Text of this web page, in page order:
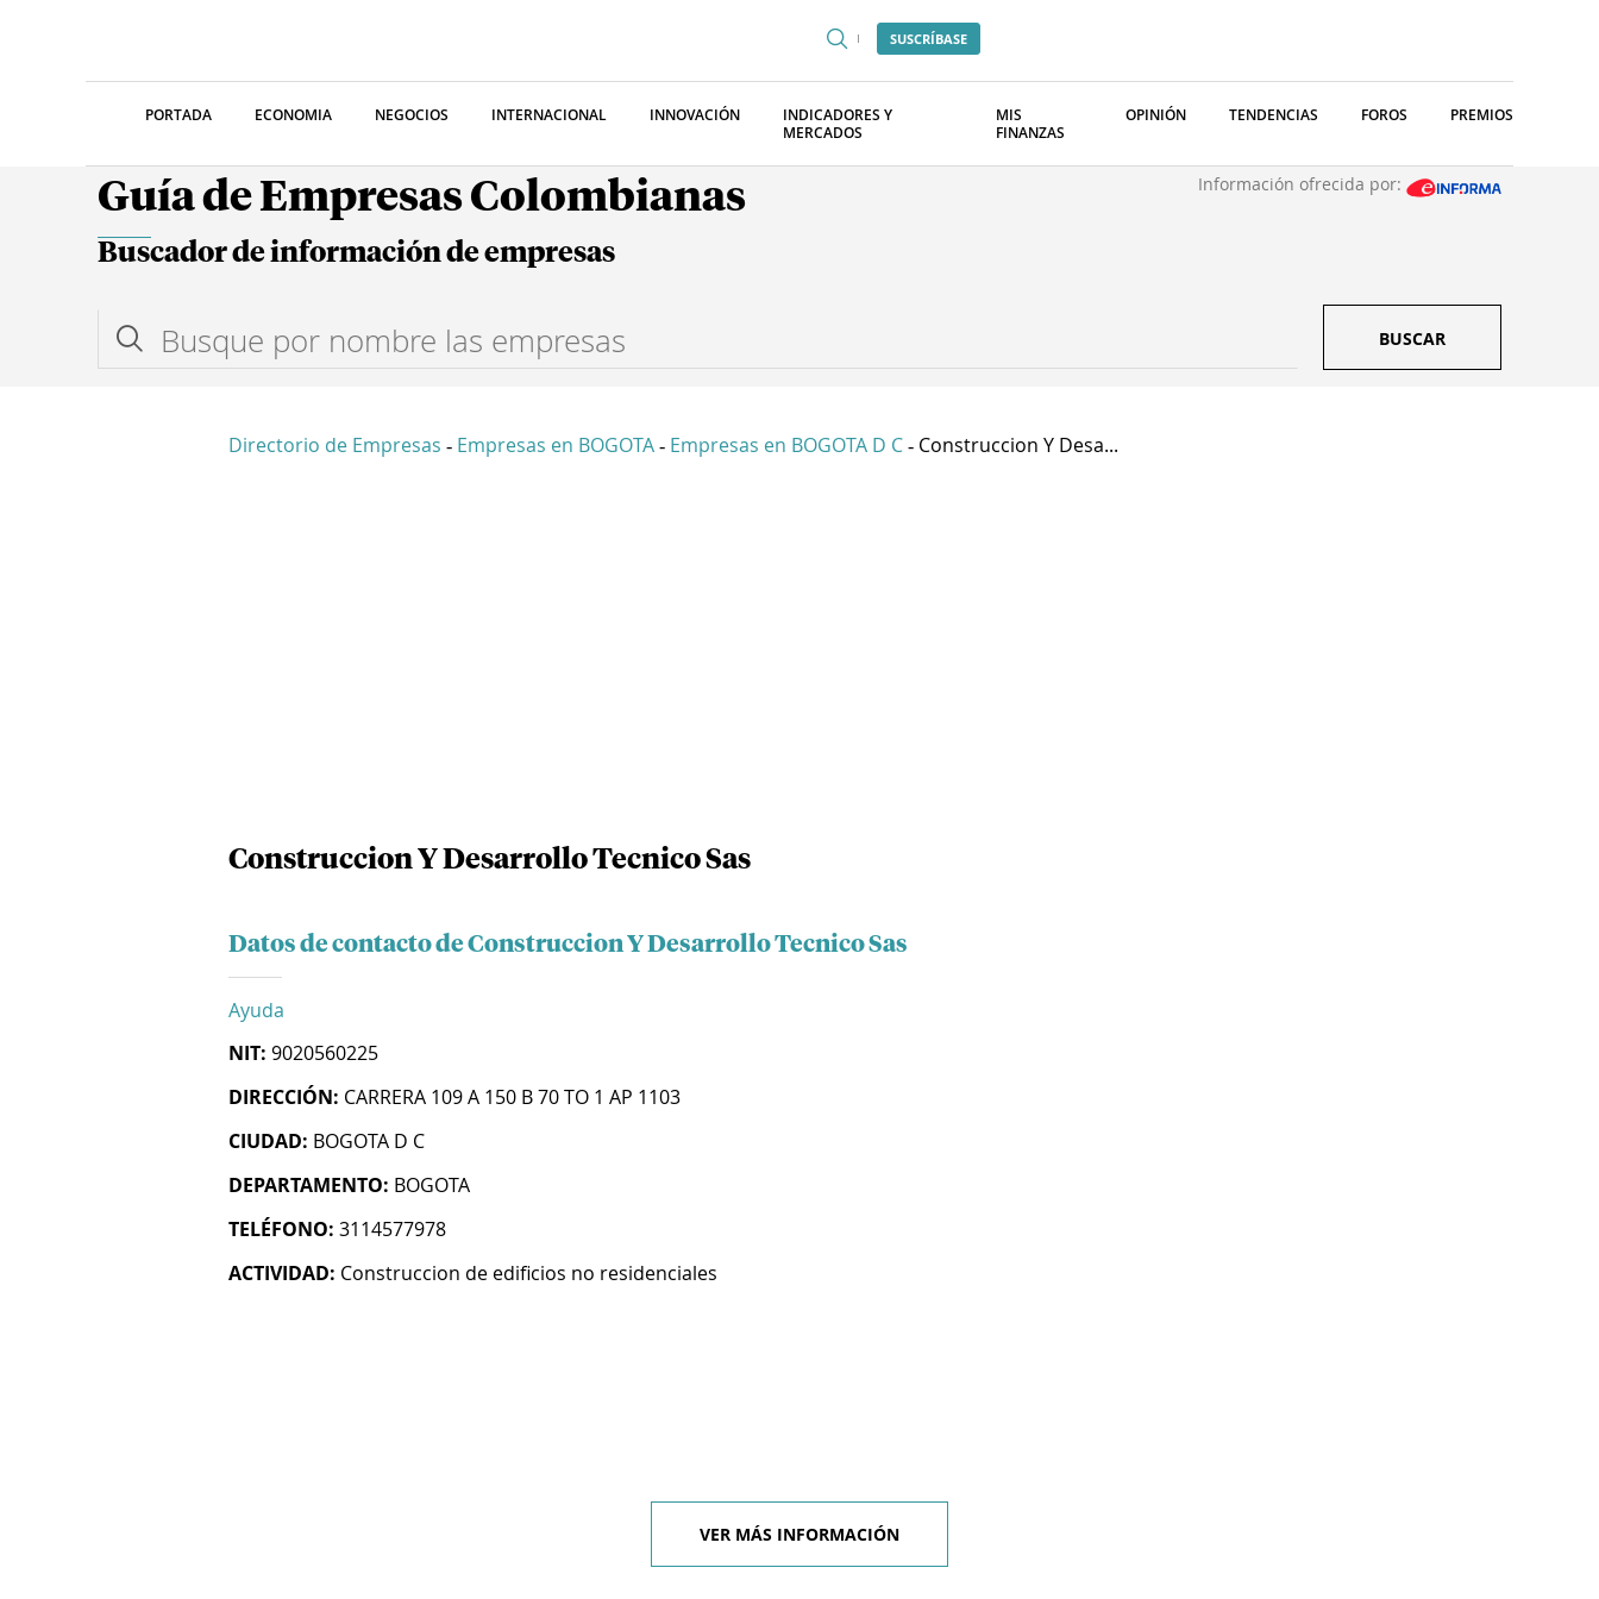
SUSCRÍBASE
PORTADA ECONOMIA NEGOCIOS INTERNACIONAL INNOVACIÓN
INDICADORES Y
MERCADOS
MIS
FINANZAS
OPINIÓN TENDENCIAS FOROS PREMIOS
Guía de Empresas Colombianas Información ofrecida por:
Buscador de información de empresas
BUSCAR
Directorio de Empresas - Empresas en BOGOTA - Empresas en BOGOTA D C - Construccion Y Desa...
Construccion Y Desarrollo Tecnico Sas
Datos de contacto de Construccion Y Desarrollo Tecnico Sas
Ayuda
NIT: 9020560225
DIRECCIÓN: CARRERA 109 A 150 B 70 TO 1 AP 1103
CIUDAD: BOGOTA D C
DEPARTAMENTO: BOGOTA
TELÉFONO: 3114577978
ACTIVIDAD: Construccion de edificios no residenciales
VER MÁS INFORMACIÓN